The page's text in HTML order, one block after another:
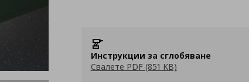
Инструкции за сглобяване
Свалете PDF (851 KB)